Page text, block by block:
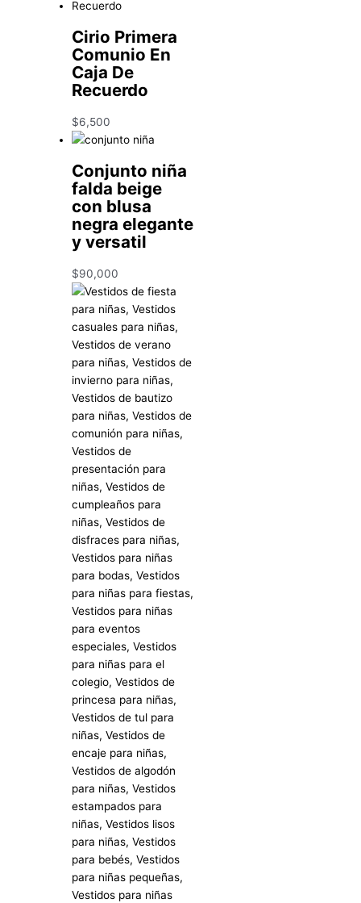
Cirio Primera
Comunio En
Caja De
Recuerdo
$6,500
Conjunto niña
falda beige
con blusa
negra elegante
y versatil
$90,000